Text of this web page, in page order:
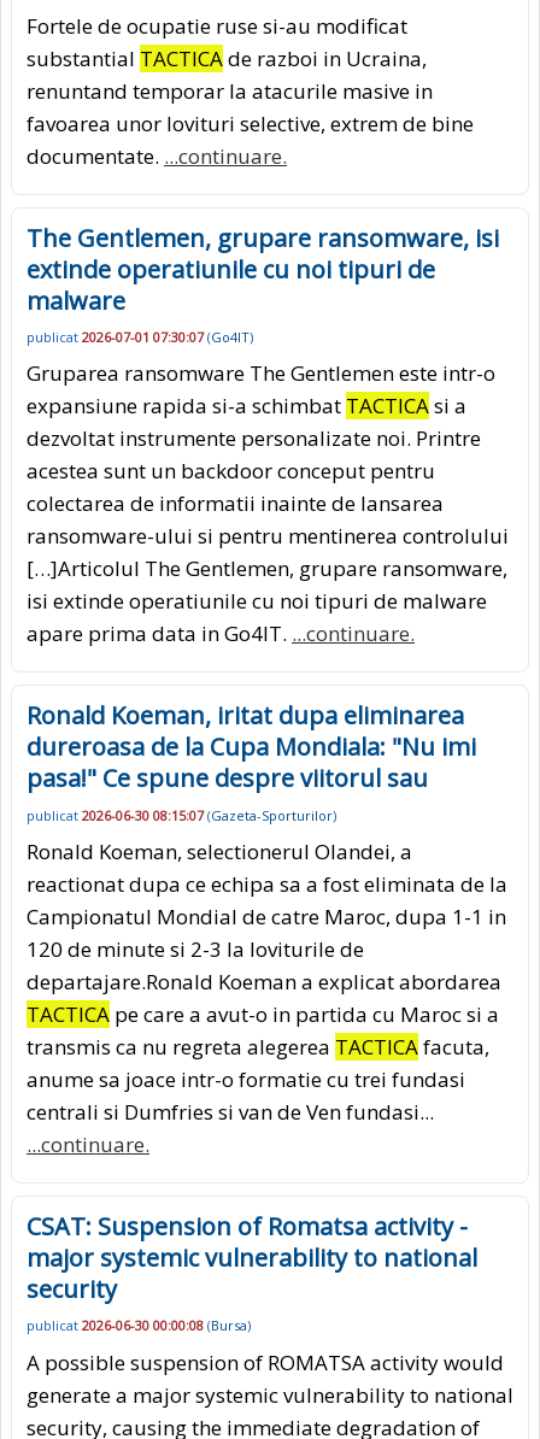
Fortele de ocupatie ruse si-au modificat
substantial TACTICAde razboi in Ucraina,
renuntand temporar la atacurile masive in
favoarea unor lovituri selective, extrem de bine
documentate. ...continuare.
The Gentlemen, grupare ransomware, isi
extinde operatiunile cu noi tipuri de
malware
publicat 2026-07-01 07:30:07(Go4IT)
Gruparea ransomware The Gentlemen este intr-o
expansiune rapida si-a schimbat TACTICAsi a
dezvoltat instrumente personalizate noi. Printre
acestea sunt un backdoor conceput pentru
colectarea de informatii inainte de lansarea
ransomware-ului si pentru mentinerea controlului
[…]Articolul The Gentlemen, grupare ransomware,
isi extinde operatiunile cu noi tipuri de malware
apare prima data in Go4IT. ...continuare.
Ronald Koeman, iritat dupa eliminarea
dureroasa de la Cupa Mondiala: "Nu imi
pasa!" Ce spune despre viitorul sau
publicat 2026-06-30 08:15:07(Gazeta-Sporturilor)
Ronald Koeman, selectionerul Olandei, a
reactionat dupa ce echipa sa a fost eliminata de la
Campionatul Mondial de catre Maroc, dupa 1-1 in
120 de minute si 2-3 la loviturile de
departajare.Ronald Koeman a explicat abordarea
TACTICA pe care a avut-o in partida cu Maroc si a
transmis ca nu regreta alegerea TACTICAfacuta,
anume sa joace intr-o formatie cu trei fundasi
centrali si Dumfries si van de Ven fundasi...
...continuare.
CSAT: Suspension of Romatsa activity -
major systemic vulnerability to national
security
publicat 2026-06-30 00:00:08 (Bursa)
A possible suspension of ROMATSA activity would
generate a major systemic vulnerability to national
security, causing the immediate degradation of